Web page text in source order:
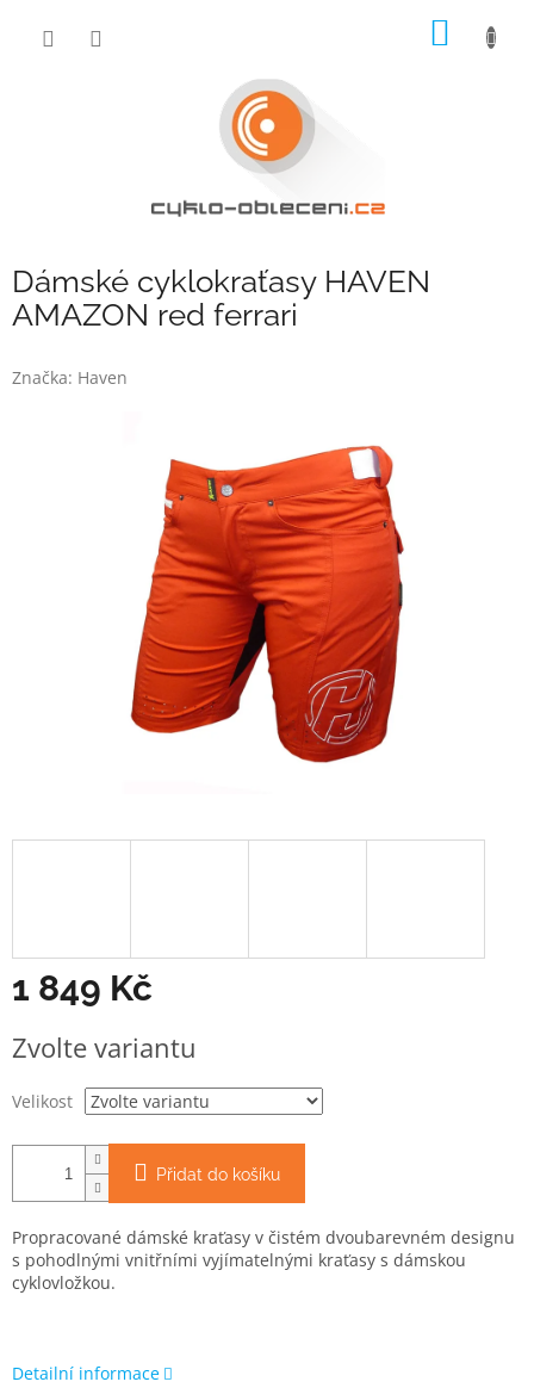
Dámské cyklokraťasy HAVEN
AMAZON red ferrari
Značka: Haven
1 849 Kč
cena:
Zvolte variantu
Velikost
Přidat do košíku
Propracované dámské kraťasy v čistém dvoubarevném designu
s pohodlnými vnitřními vyjímatelnými kraťasy s dámskou
cyklovložkou.
Detailní informace